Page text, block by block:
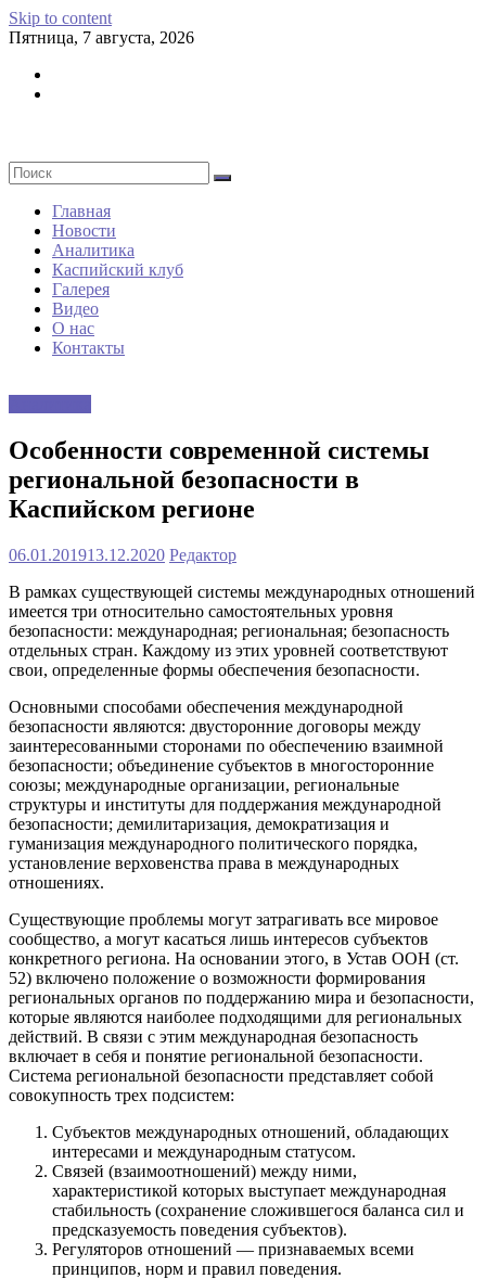
Skip to content
Пятница, 7 августа, 2026
Главная
Новости
Аналитика
Каспийский клуб
Галерея
Видео
О нас
Контакты
Особенности современной системы
региональной безопасности в
Каспийском регионе
06.01.201913.12.2020 Редактор
В рамках существующей системы международных отношений
имеется три относительно самостоятельных уровня
безопасности: международная; региональная; безопасность
отдельных стран. Каждому из этих уровней соответствуют
свои, определенные формы обеспечения безопасности.
Основными способами обеспечения международной
безопасности являются: двусторонние договоры между
заинтересованными сторонами по обеспечению взаимной
безопасности; объединение субъектов в многосторонние
союзы; международные организации, региональные
структуры и институты для поддержания международной
безопасности; демилитаризация, демократизация и
гуманизация международного политического порядка,
установление верховенства права в международных
отношениях.
Существующие проблемы могут затрагивать все мировое
сообщество, а могут касаться лишь интересов субъектов
конкретного региона. На основании этого, в Устав ООН (ст.
52) включено положение о возможности формирования
региональных органов по поддержанию мира и безопасности,
которые являются наиболее подходящими для региональных
действий. В связи с этим международная безопасность
включает в себя и понятие региональной безопасности.
Система региональной безопасности представляет собой
совокупность трех подсистем:
Субъектов международных отношений, обладающих
интересами и международным статусом.
Связей (взаимоотношений) между ними,
характеристикой которых выступает международная
стабильность (сохранение сложившегося баланса сил и
предсказуемость поведения субъектов).
Регуляторов отношений — признаваемых всеми
принципов, норм и правил поведения.